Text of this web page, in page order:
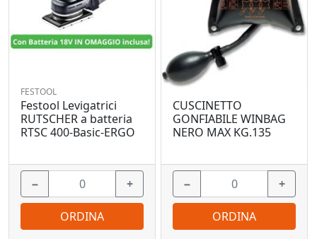
FESTOOL
Festool Levigatrici
RUTSCHER a batteria
RTSC 400-Basic-ERGO
− +
ORDINA
CUSCINETTO
GONFIABILE WINBAG
NERO MAX KG.135
− +
ORDINA